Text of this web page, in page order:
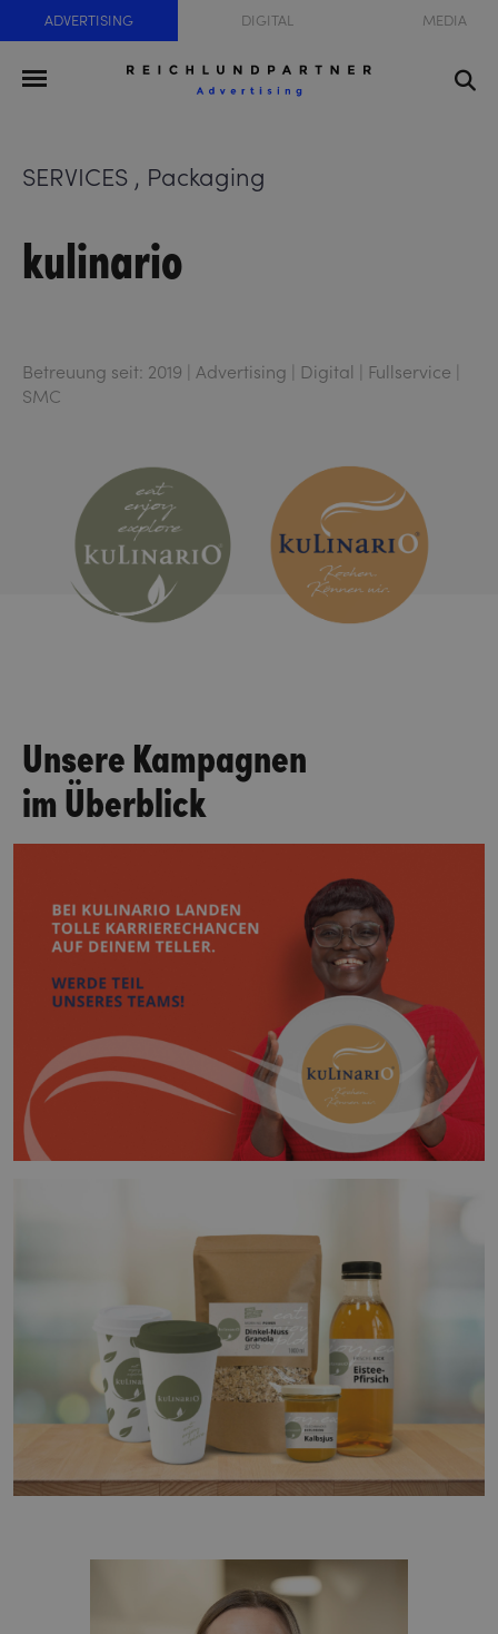
ADVERTISING DIGITAL MEDIA
SERVICES , Packaging
kulinario
Betreuung seit: 2019 | Advertising | Digital | Fullservice |
SMC
Unsere Kampagnen
im Überblick